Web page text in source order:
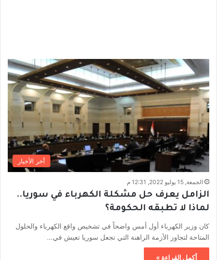
أخر الأخبار
الجمعة, 15 يوليو 2022, 12:31 م
الزامل يعرف حل مشكلة الكهرباء في سوريا..
لماذا لا تطبقه الحكومة؟
كان وزير الكهرباء أول أمس واضحاً في تشخيص واقع الكهرباء والحلول
المتاحة لتجاوز الأزمة الراهنة التي تجعل سوريا تعيش في…
أكمل القراءة »